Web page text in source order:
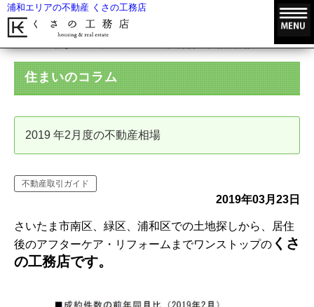
浦和エリアの不動産 くさの工務店
住まいのコラム
2019 年2月度の不動産相場
不動産取引ガイド
2019年03月23日
さいたま市南区、緑区、浦和区での土地探しから、居住
後のアフターケア・リフォームまでワンストップの くさ
の工務店です。